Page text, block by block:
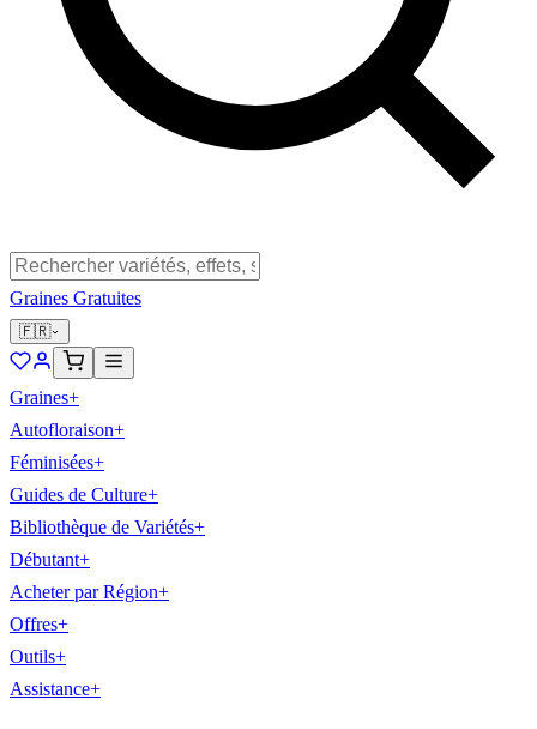
Graines Gratuites
🇫🇷
Graines+
Autofloraison+
Féminisées+
Guides de Culture+
Bibliothèque de Variétés+
Débutant+
Acheter par Région+
Offres+
Outils+
Assistance+